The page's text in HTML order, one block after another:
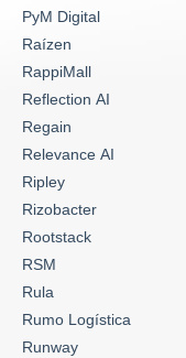
PyM Digital
Raízen
RappiMall
Reflection AI
Regain
Relevance AI
Ripley
Rizobacter
Rootstack
RSM
Rula
Rumo Logística
Runway